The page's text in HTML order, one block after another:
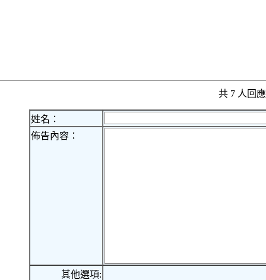
共 7 人回
姓名：
佈告內容：
其他選項: